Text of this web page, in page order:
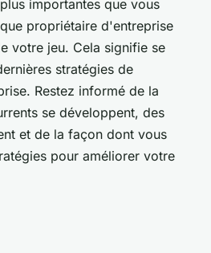
importantes que vous
propriétaire d'entreprise
votre jeu. Cela signifie se
stratégies de
Restez informé de la
se développent, des
et de la façon dont vous
pour améliorer votre